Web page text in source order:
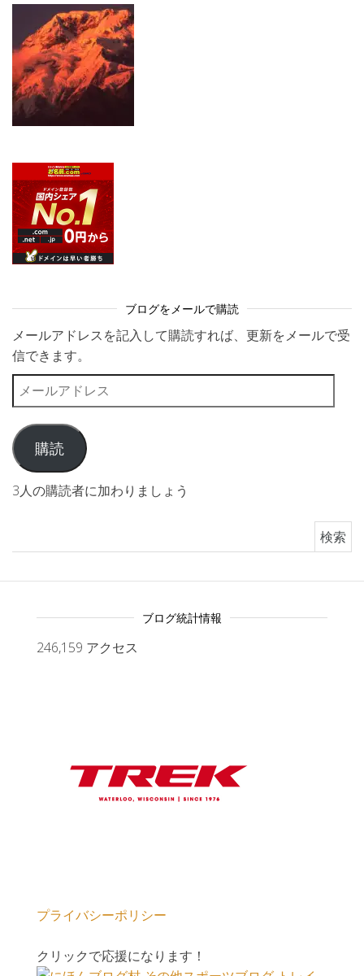
ブログをメールで購読
メールアドレスを記入して購読すれば、更新をメールで受
信できます。
メールアドレス
購読
3人の購読者に加わりましょう
ブログ統計情報
246,159 アクセス
プライバシーポリシー
クリックで応援になります！